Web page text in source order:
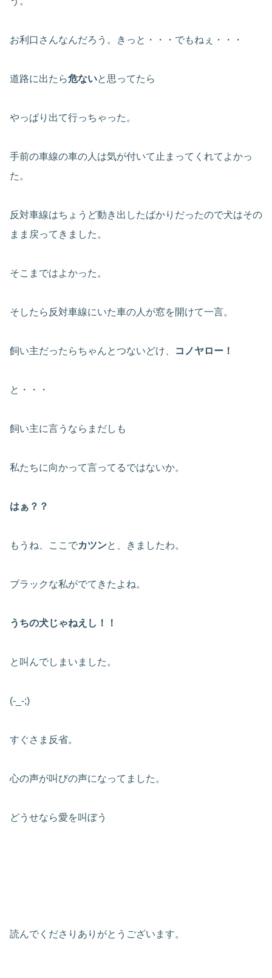
お利口さんなんだろう。きっと・・・でもねぇ・・・
道路に出たら危ないと思ってたら
やっぱり出て行っちゃった。
手前の車線の車の人は気が付いて止まってくれてよかっ
た。
反対車線はちょうど動き出したばかりだったので犬はその
まま戻ってきました。
そこまではよかった。
そしたら反対車線にいた車の人が窓を開けて一言。
飼い主だったらちゃんとつないどけ、 コノヤロー！
と・・・
飼い主に言うならまだしも
私たちに向かって言ってるではないか。
はぁ？？
もうね、ここでカツンと、きましたわ。
ブラックな私がでてきたよね。
うちの犬じゃねえし！！
と叫んでしまいました。
(-_-;)
すぐさま反省。
心の声が叫びの声になってました。
どうせなら愛を叫ぼう
読んでくださりありがとうございます。